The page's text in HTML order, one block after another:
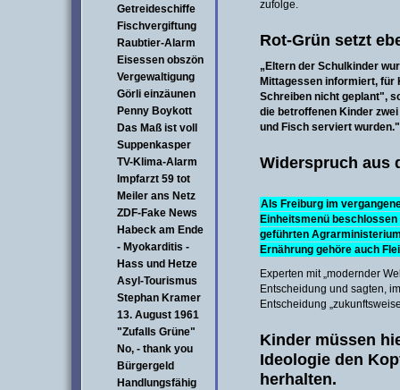
Getreideschiffe
Fischvergiftung
Raubtier-Alarm
Eisessen obszön
Vergewaltigung
Görli einzäunen
Penny Boykott
Das Maß ist voll
Suppenkasper
TV-Klima-Alarm
Impfarzt 59 tot
Meiler ans Netz
ZDF-Fake News
Habeck am Ende
- Myokarditis -
Hass und Hetze
Asyl-Tourismus
Stephan Kramer
13. August 1961
"Zufalls Grüne"
No, - thank you
Bürgergeld
Handlungsfähig
zufolge.
Rot-Grün setzt
„Eltern der Schulkinder
Mittagessen informiert, für
Schreiben nicht geplant",
die betroffenen Kinder
und Fisch serviert wurden."
Widerspruch aus
Als Freiburg im
Einheitsmenü
geführten
Ernährung gehöre auch
Experten mit „modernder
Entscheidung und sagten,
Entscheidung
Kinder müssen
Ideologie den
herhalten.